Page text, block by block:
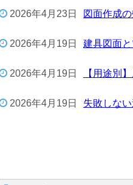
2026年4月23日 図面作成
2026年4月19日 建具図面
2026年4月19日 【用途別
2026年4月19日 失敗しな